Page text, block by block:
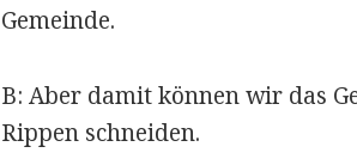
Gemeinde.
B: Aber damit können wir das
Rippen schneiden.